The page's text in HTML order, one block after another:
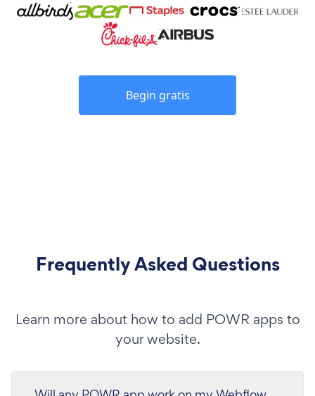
Begin gratis
Frequently Asked Questions
Learn more about how to add POWR apps to
your website.